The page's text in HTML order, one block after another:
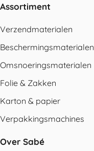
Assortiment
Verzendmaterialen
Beschermingsmaterialen
Omsnoeringsmaterialen
Folie & Zakken
Karton & papier
Verpakkingsmachines
Over Sabé